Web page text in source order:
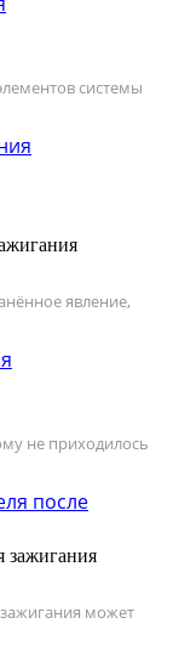
системы
явление,
не приходилось
зажигания
может